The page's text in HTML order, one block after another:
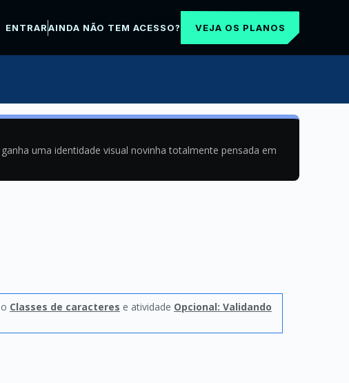
ENTRARAINDA NÃO TEM ACESSO? VEJA OS PLANOS
uma identidade visual novinha totalmente pensada em
Classes de caracteres e atividade Opcional: Validando